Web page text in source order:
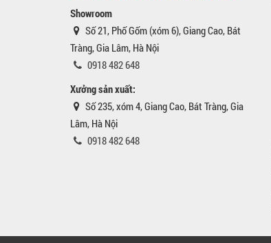
Showroom
Số 21, Phố Gốm (xóm 6), Giang Cao, Bát
Tràng, Gia Lâm, Hà Nội
0918 482 648
Xưởng sản xuất:
Số 235, xóm 4, Giang Cao, Bát Tràng, Gia
Lâm, Hà Nội
0918 482 648